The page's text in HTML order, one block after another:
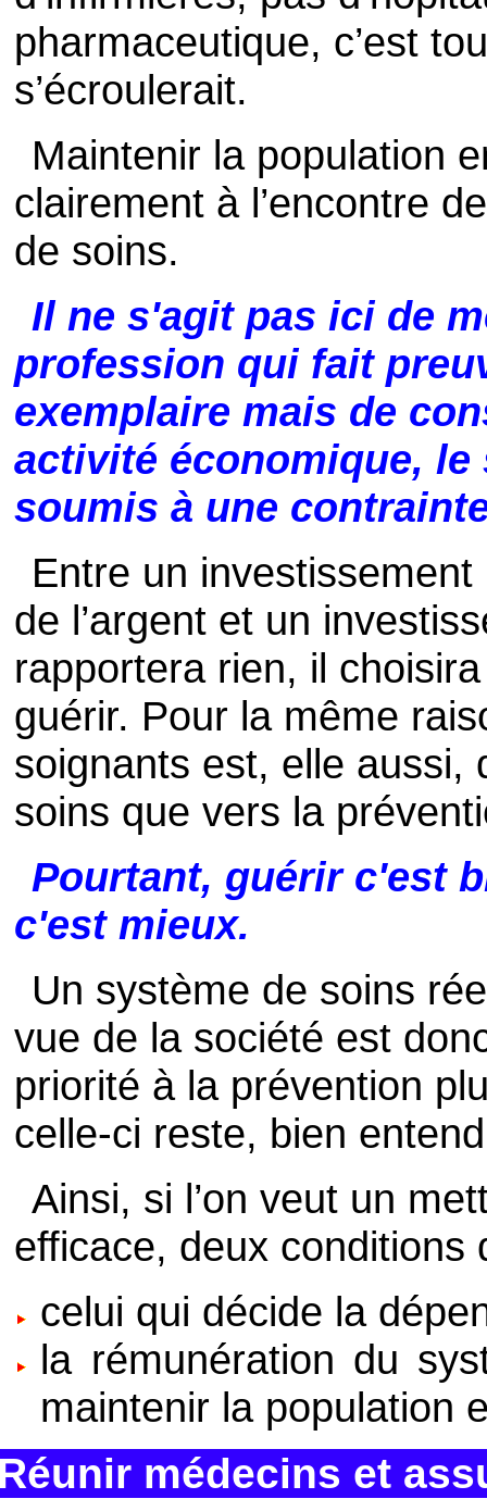
pharmaceutique, c’est
s’écroulerait.
Maintenir la population
clairement à l’encontre
de soins.
Il ne s'agit pas ici de
profession qui fait
exemplaire mais de
activité économique,
soumis à une
Entre un
de l’argent et un
rapportera rien, il
guérir. Pour la même
soignants est, elle aussi,
soins que vers la
Pourtant, guérir c'est
c'est mieux.
Un système de soins
vue de la société est
priorité à la prévention
celle-ci reste, bien
Ainsi, si l’on veut un
efficace, deux conditions
celui qui décide la
la rémunération du
maintenir la population
médecins et